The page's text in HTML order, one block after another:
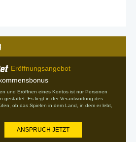
Eröffnungsangebot
und Eröffnen eines Kontos ist nur Personen
gestattet. Es liegt in der Verantwortung des
ob das Spielen in dem Land, in dem er lebt,
ANSPRUCH JETZT